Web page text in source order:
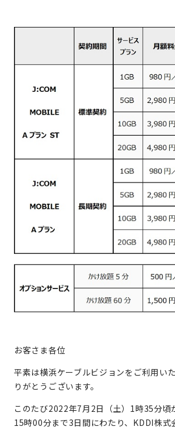
お客さま各位
平素は横浜ケーブルビジョンをご利用い
りがとうございます。
このたび2022年7月2日（土）1時35分頃
15時00分まで3日間にわたり、KDDI株式